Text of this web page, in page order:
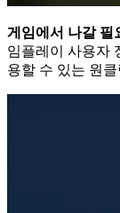
게임에서 나갈 필
임플레이 사용자
용할 수 있는 원